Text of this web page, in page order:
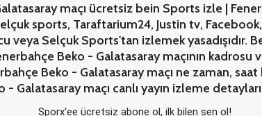
maçı ücretsiz bein Sports izle |
sports, Taraftarium24, Justin tv,
Selçuk Sports'tan izlemek yasadışıdır.
Beko - Galatasaray maçının kadrosu
Beko - Galatasaray maçı ne zaman,
Galatasaray maçı canlı yayın izleme detayları
Sporx'ee ücretsiz abone ol, ilk bilen sen ol!